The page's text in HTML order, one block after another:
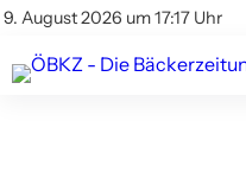
9. August 2026 um 17:17 Uhr
Impressum & Offenlegung
Am Wort
Genuss & Trends